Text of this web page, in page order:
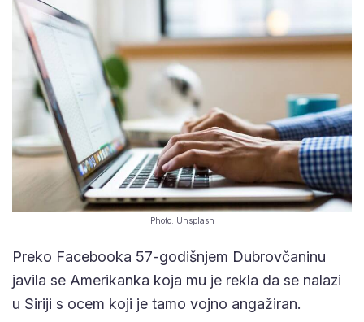
Photo: Unsplash
Preko Facebooka 57-godišnjem Dubrovčaninu
javila se Amerikanka koja mu je rekla da se nalazi
u Siriji s ocem koji je tamo vojno angažiran.